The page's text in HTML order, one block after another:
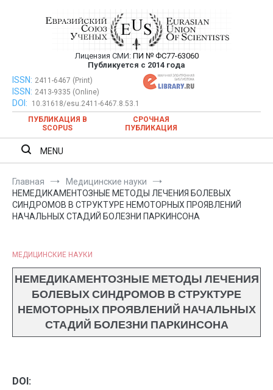
Евразийский Союз Ученых —
публикация научных статей в
ежемесячном научном журнале
Лицензия СМИ: ПИ № ФС77-63060
Публикуется с 2014 года
Евразийский Союз Ученых — публикация научных статей в
ежемесячном научном журнале
ISSN: 2411-6467 (Print)
ISSN: 2413-9335 (Online)
DOI:
10.31618/esu.2411-6467.8.53.1
ПУБЛИКАЦИЯ В
SCOPUS
СРОЧНАЯ
ПУБЛИКАЦИЯ
MENU
Главная
Медицинские науки
НЕМЕДИКАМЕНТОЗНЫЕ МЕТОДЫ ЛЕЧЕНИЯ БОЛЕВЫХ
СИНДРОМОВ В СТРУКТУРЕ НЕМОТОРНЫХ ПРОЯВЛЕНИЙ
НАЧАЛЬНЫХ СТАДИЙ БОЛЕЗНИ ПАРКИНСОНА
МЕДИЦИНСКИЕ НАУКИ
НЕМЕДИКАМЕНТОЗНЫЕ МЕТОДЫ ЛЕЧЕНИЯ
БОЛЕВЫХ СИНДРОМОВ В СТРУКТУРЕ
НЕМОТОРНЫХ ПРОЯВЛЕНИЙ НАЧАЛЬНЫХ
СТАДИЙ БОЛЕЗНИ ПАРКИНСОНА
DOI: